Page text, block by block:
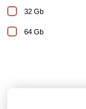
32 Gb
64 Gb